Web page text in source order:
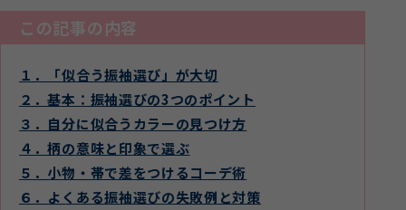
この記事の内容
１．「似合う振袖選び」が大切
２．基本：振袖選びの3つのポイント
３．自分に似合うカラーの見つけ方
４．柄の意味と印象で選ぶ
５．小物・帯で差をつけるコーデ術
６．よくある振袖選びの失敗例と対策